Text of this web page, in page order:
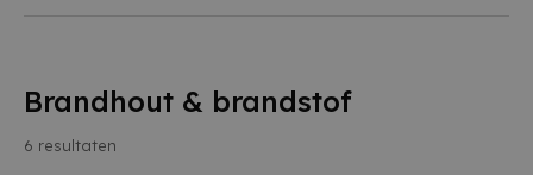
Brandhout & brandstof
6 resultaten